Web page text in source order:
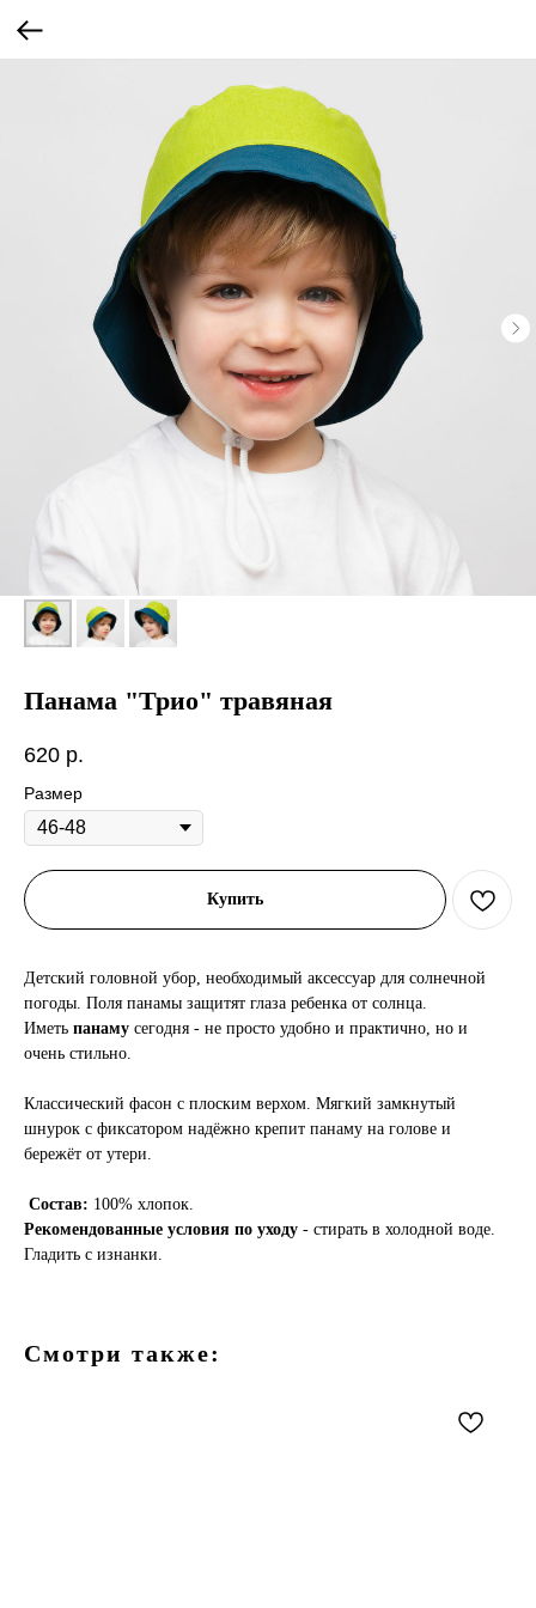
Панама "Трио" травяная
620 р.
Размер
Купить
Детский головной убор, необходимый аксессуар для солнечной
погоды. Поля панамы защитят глаза ребенка от солнца.
Иметь панаму сегодня - не просто удобно и практично, но и
очень стильно.
Классический фасон с плоским верхом. Мягкий замкнутый
шнурок с фиксатором надёжно крепит панаму на голове и
бережёт от утери.
Состав: 100% хлопок.
Рекомендованные условия по уходу - стирать в холодной воде.
Гладить с изнанки.
Смотри также: